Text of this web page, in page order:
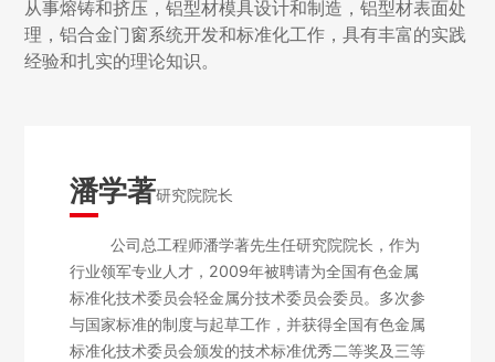
从事熔铸和挤压，铝型材模具设计和制造，铝型材表面处
理，铝合金门窗系统开发和标准化工作，具有丰富的实践
经验和扎实的理论知识。
潘学著研究院院长
公司总工程师潘学著先生任研究院院长，作为
行业领军专业人才，2009年被聘请为全国有色金属
标准化技术委员会轻金属分技术委员会委员。多次参
与国家标准的制度与起草工作，并获得全国有色金属
标准化技术委员会颁发的技术标准优秀二等奖及三等